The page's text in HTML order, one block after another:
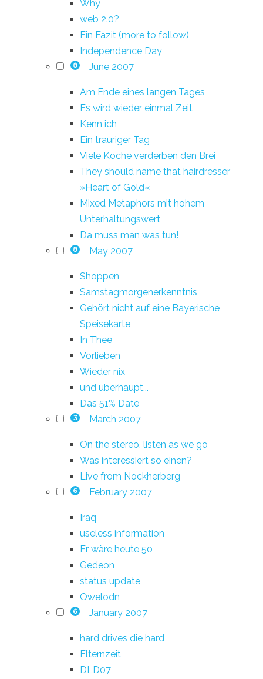
Why
web 2.0?
Ein Fazit (more to follow)
Independence Day
8 June 2007
Am Ende eines langen Tages
Es wird wieder einmal Zeit
Kenn ich
Ein trauriger Tag
Viele Köche verderben den Brei
They should name that hairdresser
»Heart of Gold«
Mixed Metaphors mit hohem
Unterhaltungswert
Da muss man was tun!
8 May 2007
Shoppen
Samstagmorgenerkenntnis
Gehört nicht auf eine Bayerische
Speisekarte
In Thee
Vorlieben
Wieder nix
und überhaupt...
Das 51% Date
3 March 2007
On the stereo, listen as we go
Was interessiert so einen?
Live from Nockherberg
6 February 2007
Iraq
useless information
Er wäre heute 50
Gedeon
status update
Owelodn
6 January 2007
hard drives die hard
Elternzeit
DLD07